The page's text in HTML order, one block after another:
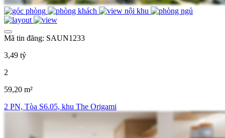
Mã tin đăng: SAUN1233
3,49 tỷ
2
59,20 m²
2 PN, Tòa S6.05, khu The Origami